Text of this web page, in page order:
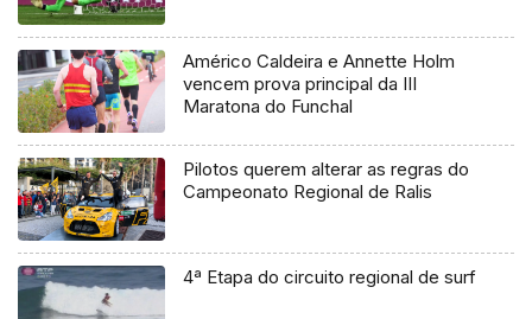
Américo Caldeira e Annette Holm
vencem prova principal da III
Maratona do Funchal
Pilotos querem alterar as regras do
Campeonato Regional de Ralis
4ª Etapa do circuito regional de surf